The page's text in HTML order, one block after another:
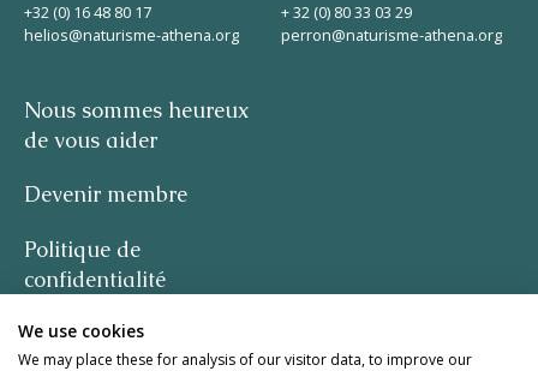
+32 (0) 16 48 80 17
helios@naturisme-athena.org
+ 32 (0) 80 33 03 29
perron@naturisme-athena.org
Nous sommes heureux
de vous aider
Devenir membre
Politique de
confidentialité
-
We use cookies
We may place these for analysis of our visitor data, to improve our